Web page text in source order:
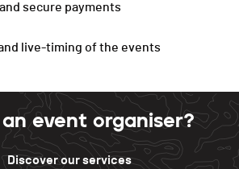
secure payments
live-timing of the events
event organiser?
Discover our services